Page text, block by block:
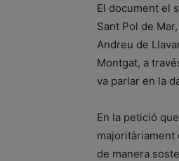
El document el
Sant Pol de
Andreu de
Montgat, a
va parlar en la
En la petició
de manera